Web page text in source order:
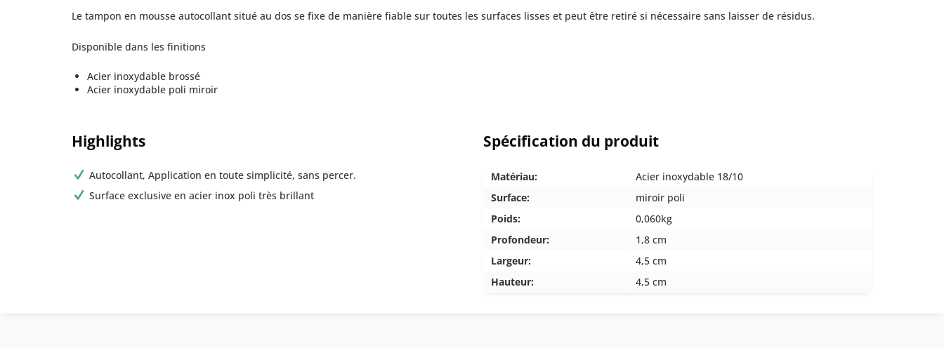
Le tampon en mousse autocollant situé au dos se fixe de manière fiable sur toutes les surfaces lisses et peut être retiré si nécessaire sans laisser de résidus.
Disponible dans les finitions
Acier inoxydable brossé
Acier inoxydable poli miroir
Highlights
Autocollant, Application en toute simplicité, sans percer.
Surface exclusive en acier inox poli très brillant
Spécification du produit
Matériau:
Acier inoxydable 18/10
Surface:
miroir poli
Poids:
0,060kg
Profondeur:
1,8 cm
Largeur:
4,5 cm
Hauteur:
4,5 cm